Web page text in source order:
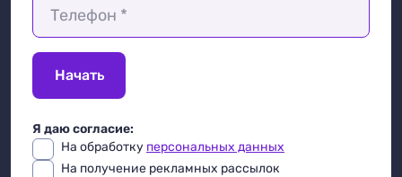
Телефон *
Начать
Я даю согласие:
На обработку персональных данных
На получение рекламных рассылок